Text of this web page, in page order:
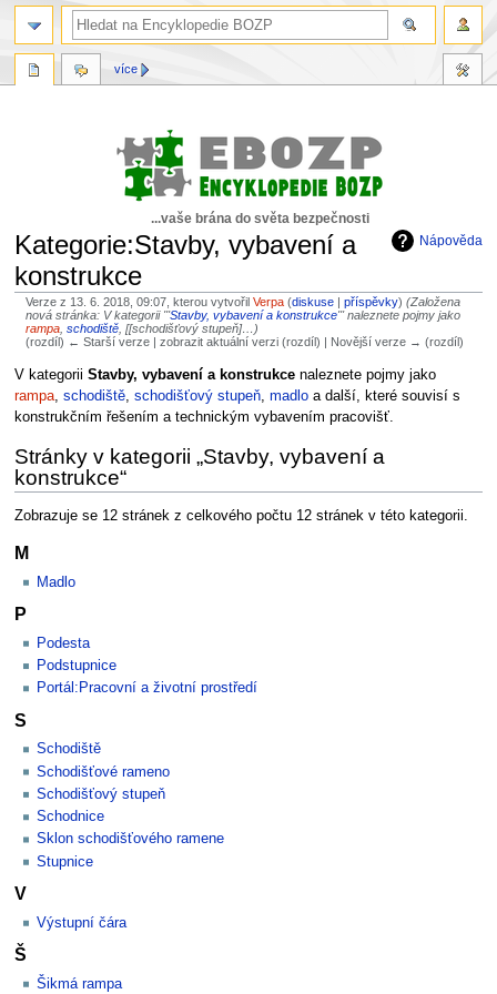
...vaše brána do světa bezpečnosti
Nápověda
Kategorie:Stavby, vybavení a
konstrukce
Verze z 13. 6. 2018, 09:07, kterou vytvořilVerpa (diskuse |příspěvky) (Založena
nová stránka: V kategorii '''Stavby, vybavení a konstrukce''' naleznete pojmy jako
rampa ,schodiště , [[schodišťový stupeň]…)
(rozdíl) ← Starší verze | zobrazit aktuální verzi (rozdíl) | Novější verze → (rozdíl)
Skočit
na
navigaci
Skočit
na
vyhledávání
V kategorii Stavby, vybavení a konstrukcenaleznete pojmy jako
rampa, schodiště, schodišťový stupeň, madloa další, které souvisí s
konstrukčním řešením a technickým vybavením pracovišť.
Stránky v kategorii „Stavby, vybavení a
konstrukce“
Zobrazuje se 12 stránek z celkového počtu 12 stránek v této kategorii.
M
Madlo
P
Podesta
Podstupnice
Portál:Pracovní a životní prostředí
S
Schodiště
Schodišťové rameno
Schodišťový stupeň
Schodnice
Sklon schodišťového ramene
Stupnice
V
Výstupní čára
Š
Šikmá rampa
více